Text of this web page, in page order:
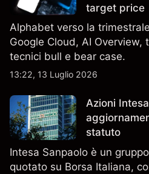
target price
Alphabet verso la
Google Cloud, AI Overview,
tecnici bull e bear case.
13:22, 13 Luglio 2026
Azioni
statuto
Intesa Sanpaolo è un
quotato su Borsa Italiana,